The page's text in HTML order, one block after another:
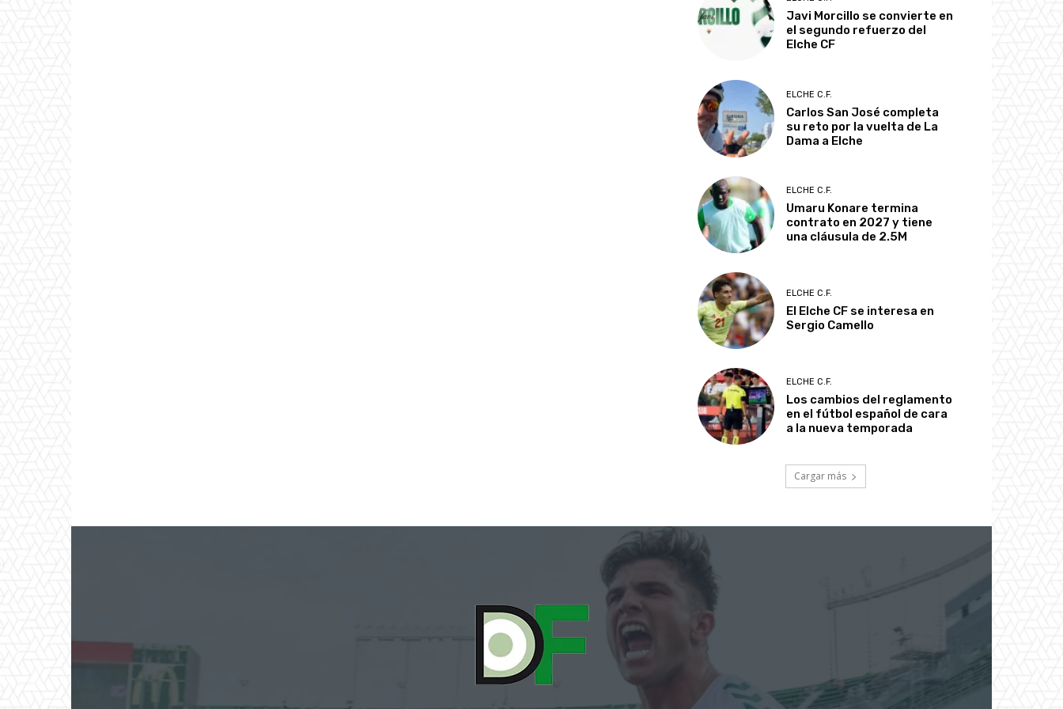
Javi Morcillo se convierte en
el segundo refuerzo del
Elche CF
ELCHE C.F.
Carlos San José completa
su reto por la vuelta de La
Dama a Elche
ELCHE C.F.
Umaru Konare termina
contrato en 2027 y tiene
una cláusula de 2.5M
ELCHE C.F.
El Elche CF se interesa en
Sergio Camello
ELCHE C.F.
Los cambios del reglamento
en el fútbol español de cara
a la nueva temporada
Cargar más